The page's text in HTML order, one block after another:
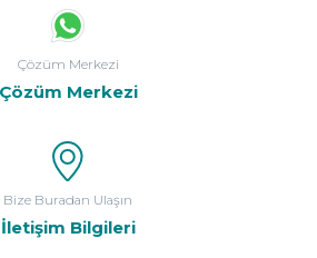
Çözüm Merkezi
Çözüm Merkezi
Bize Buradan Ulaşın
İletişim Bilgileri